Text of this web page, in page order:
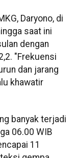
Daryono, di
saat ini
dengan
"Frekuensi
dan jarang
khawatir
banyak terjadi
06.00 WIB
11